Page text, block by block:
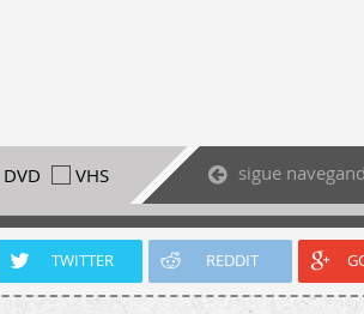
DVD VHS sigue
TWITTER REDDIT